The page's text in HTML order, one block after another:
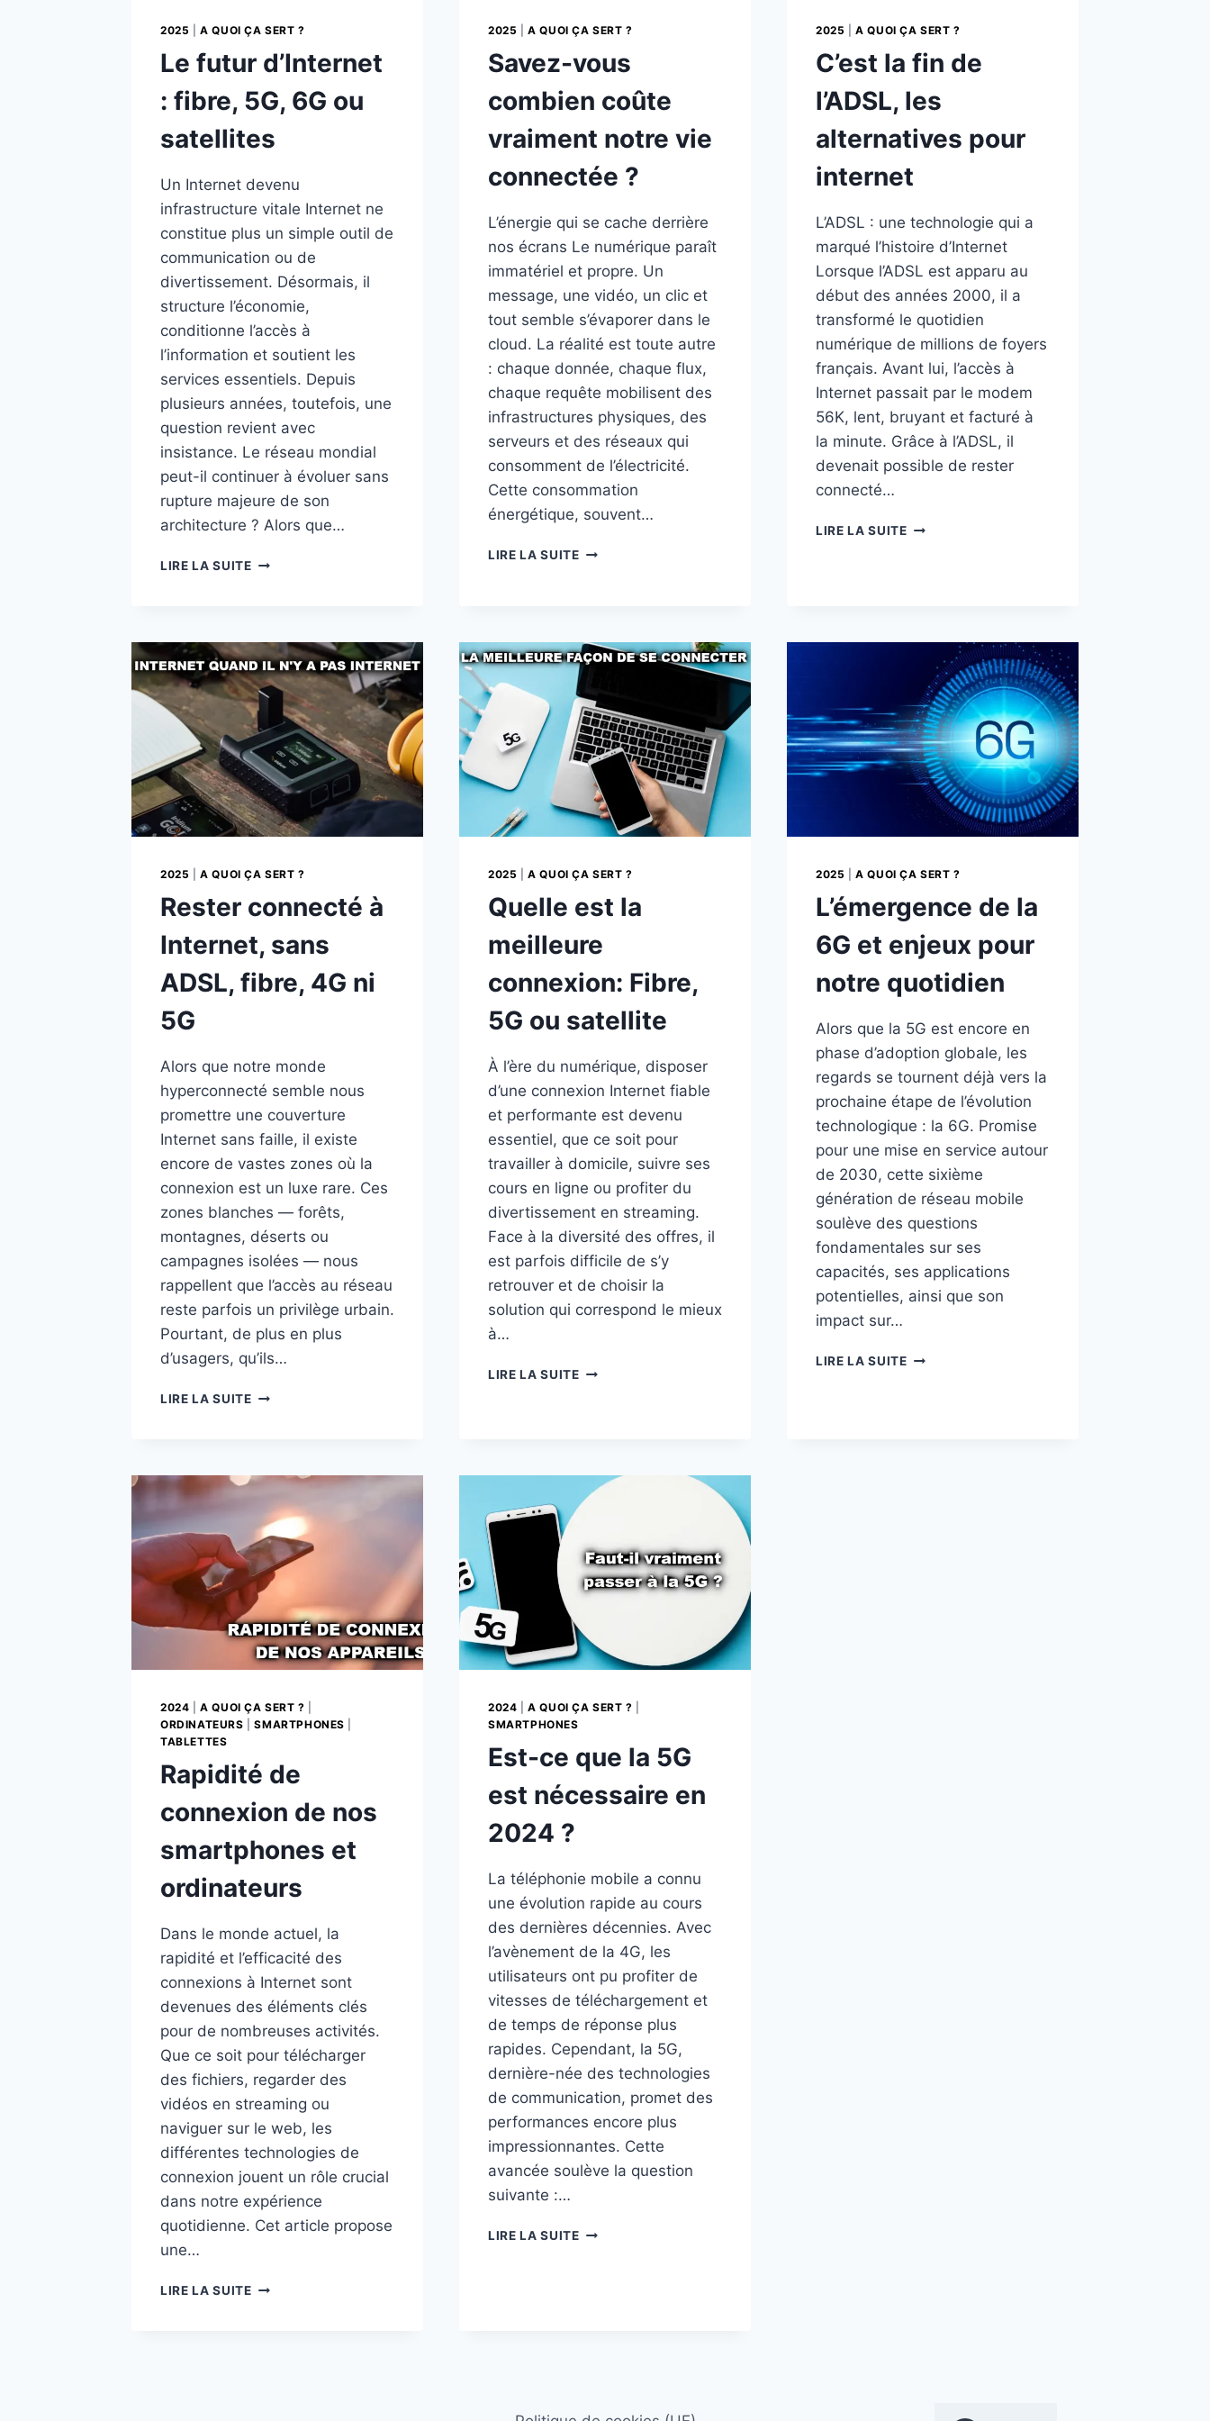
2025 |A QUOI ÇA SERT ?
Le futur d’Internet
: fibre, 5G, 6G ou
satellites
Un Internet devenu
infrastructure vitale Internet ne
constitue plus un simple outil de
communication ou de
divertissement. Désormais, il
structure l’économie,
conditionne l’accès à
l’information et soutient les
services essentiels. Depuis
plusieurs années, toutefois, une
question revient avec
insistance. Le réseau mondial
peut-il continuer à évoluer sans
rupture majeure de son
architecture ? Alors que…
LIRE LA SUITELE
5G,
6G
OU
SATELLITES
2025 |A QUOI ÇA SERT ?
Savez-vous
combien coûte
vraiment notre vie
connectée ?
L’énergie qui se cache derrière
nos écrans Le numérique paraît
immatériel et propre. Un
message, une vidéo, un clic et
tout semble s’évaporer dans le
cloud. La réalité est toute autre
: chaque donnée, chaque flux,
chaque requête mobilisent des
infrastructures physiques, des
serveurs et des réseaux qui
consomment de l’électricité.
Cette consommation
énergétique, souvent…
LIRE LA SUITESAVEZ-
NOTRE
VIE
CONNECTÉE
?
2025 |A QUOI ÇA SERT ?
C’est la fin de
l’ADSL, les
alternatives pour
internet
L’ADSL : une technologie qui a
marqué l’histoire d’Internet
Lorsque l’ADSL est apparu au
début des années 2000, il a
transformé le quotidien
numérique de millions de foyers
français. Avant lui, l’accès à
Internet passait par le modem
56K, lent, bruyant et facturé à
la minute. Grâce à l’ADSL, il
devenait possible de rester
connecté…
LIRE LA SUITEC’EST
ALTERNATIVES
POUR
INTERNET
2025 |A QUOI ÇA SERT ?
Rester connecté à
Internet, sans
ADSL, fibre, 4G ni
5G
Alors que notre monde
hyperconnecté semble nous
promettre une couverture
Internet sans faille, il existe
encore de vastes zones où la
connexion est un luxe rare. Ces
zones blanches — forêts,
montagnes, déserts ou
campagnes isolées — nous
rappellent que l’accès au réseau
reste parfois un privilège urbain.
Pourtant, de plus en plus
d’usagers, qu’ils…
LIRE LA SUITERESTER
ADSL,
FIBRE,
4G
NI
5G
2025 |A QUOI ÇA SERT ?
Quelle est la
meilleure
connexion: Fibre,
5G ou satellite
À l’ère du numérique, disposer
d’une connexion Internet fiable
et performante est devenu
essentiel, que ce soit pour
travailler à domicile, suivre ses
cours en ligne ou profiter du
divertissement en streaming.
Face à la diversité des offres, il
est parfois difficile de s’y
retrouver et de choisir la
solution qui correspond le mieux
à…
LIRE LA SUITEQUELLE
OU
2025 |A QUOI ÇA SERT ?
L’émergence de la
6G et enjeux pour
notre quotidien
Alors que la 5G est encore en
phase d’adoption globale, les
regards se tournent déjà vers la
prochaine étape de l’évolution
technologique : la 6G. Promise
pour une mise en service autour
de 2030, cette sixième
génération de réseau mobile
soulève des questions
fondamentales sur ses
capacités, ses applications
potentielles, ainsi que son
impact sur…
LIRE LA SUITEL’ÉMERGENCE
2024 |A QUOI ÇA SERT ?
ORDINATEURS |SMARTPHONES
TABLETTES
Rapidité de
connexion de nos
smartphones et
ordinateurs
Dans le monde actuel, la
rapidité et l’efficacité des
connexions à Internet sont
devenues des éléments clés
pour de nombreuses activités.
Que ce soit pour télécharger
des fichiers, regarder des
vidéos en streaming ou
naviguer sur le web, les
différentes technologies de
connexion jouent un rôle crucial
dans notre expérience
quotidienne. Cet article propose
une…
LIRE LA SUITERAPIDITÉ
2024 |A QUOI ÇA SERT ?
SMARTPHONES
Est-ce que la 5G
est nécessaire en
2024 ?
La téléphonie mobile a connu
une évolution rapide au cours
des dernières décennies. Avec
l’avènement de la 4G, les
utilisateurs ont pu profiter de
vitesses de téléchargement et
de temps de réponse plus
rapides. Cependant, la 5G,
dernière-née des technologies
de communication, promet des
performances encore plus
impressionnantes. Cette
avancée soulève la question
suivante :…
LIRE LA SUITEEST-